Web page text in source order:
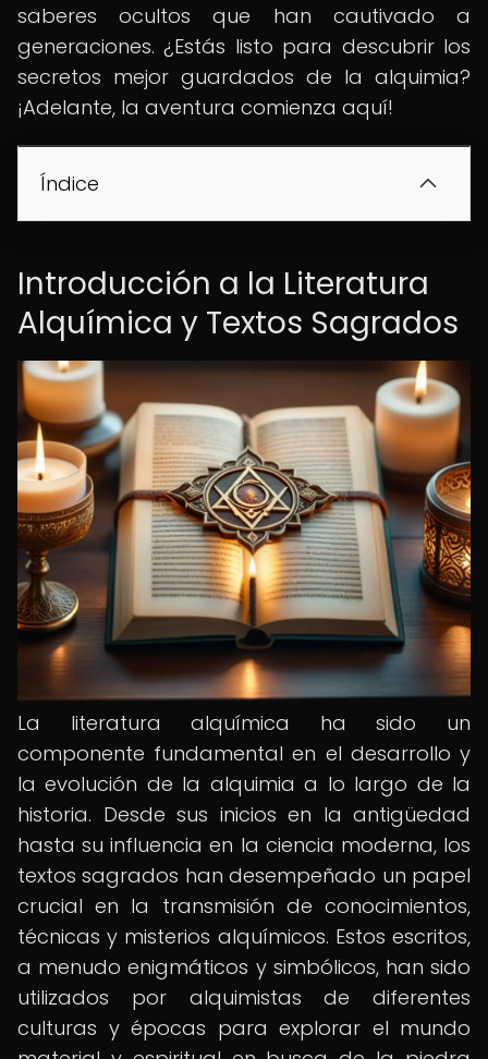
saberes ocultos que han cautivado a
generaciones. ¿Estás listo para descubrir los
secretos mejor guardados de la alquimia?
¡Adelante, la aventura comienza aquí!
Índice
Introducción a la Literatura
Alquímica y Textos Sagrados
La literatura alquímica ha sido un
componente fundamental en el desarrollo y
la evolución de la alquimia a lo largo de la
historia. Desde sus inicios en la antigüedad
hasta su influencia en la ciencia moderna, los
textos sagrados han desempeñado un papel
crucial en la transmisión de conocimientos,
técnicas y misterios alquímicos. Estos escritos,
a menudo enigmáticos y simbólicos, han sido
utilizados por alquimistas de diferentes
culturas y épocas para explorar el mundo